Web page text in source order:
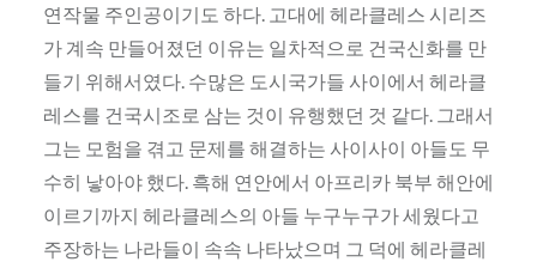
연작물 주인공이기도 하다. 고대에 헤라클레스 시리즈
가 계속 만들어졌던 이유는 일차적으로 건국신화를 만
들기 위해서였다. 수많은 도시국가들 사이에서 헤라클
레스를 건국시조로 삼는 것이 유행했던 것 같다. 그래서
그는 모험을 겪고 문제를 해결하는 사이사이 아들도 무
수히 낳아야 했다. 흑해 연안에서 아프리카 북부 해안에
이르기까지 헤라클레스의 아들 누구누구가 세웠다고
주장하는 나라들이 속속 나타났으며 그 덕에 헤라클레